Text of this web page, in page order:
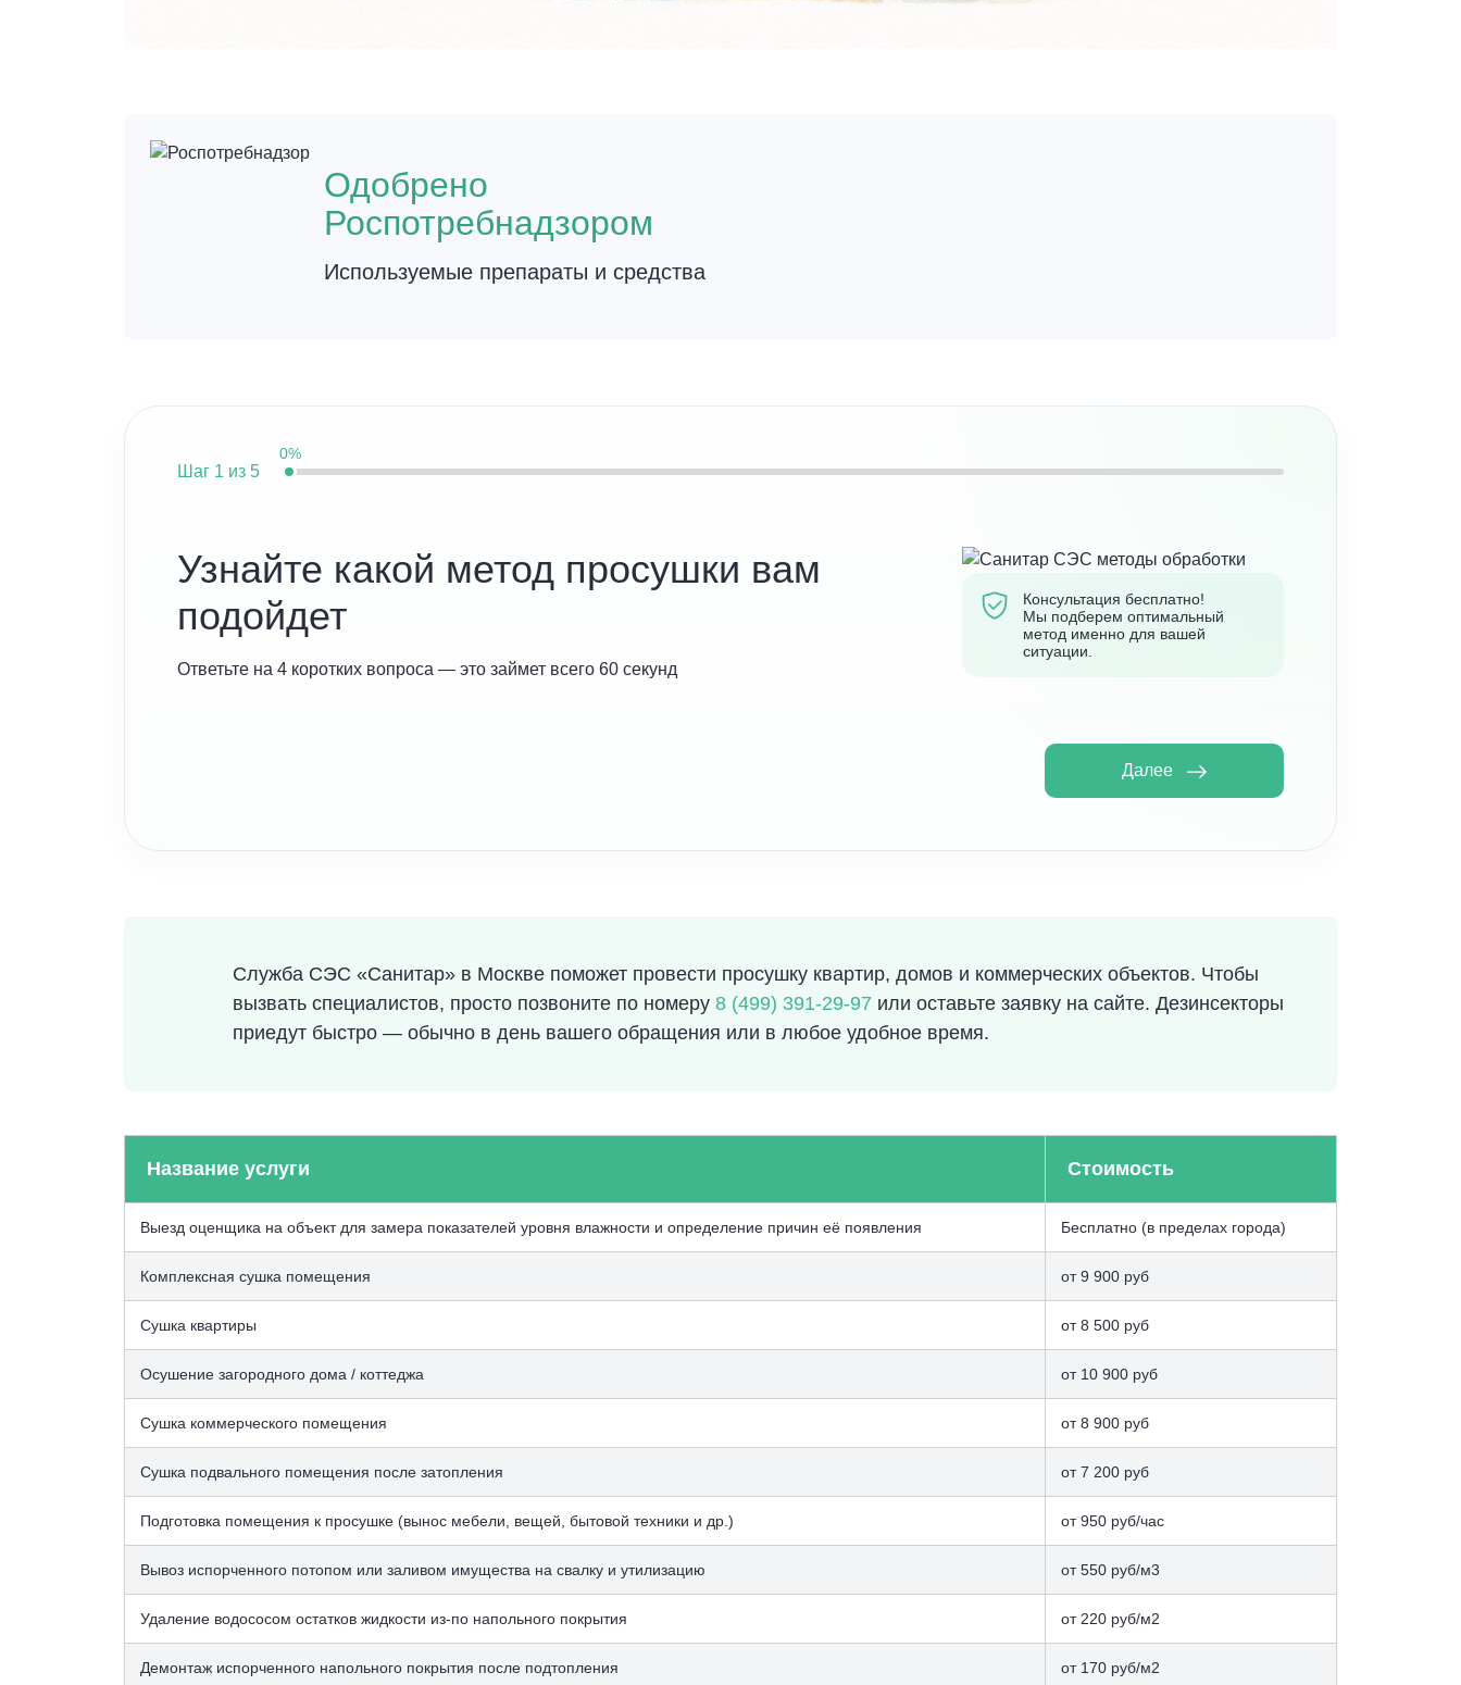
Одобрено
Роспотребнадзором
Используемые препараты и средства
Шаг 1 из 5
0%
Узнайте какой метод просушки вам
подойдет
Ответьте на 4 коротких вопроса — это займет всего 60 секунд
Консультация бесплатно!
Мы подберем оптимальный
метод именно для вашей
ситуации.
Далее
Служба СЭС «Санитар» в Москве поможет провести просушку квартир, домов и коммерческих объектов. Чтобы
вызвать специалистов, просто позвоните по номеру 8 (499) 391-29-97 или оставьте заявку на сайте. Дезинсекторы
приедут быстро — обычно в день вашего обращения или в любое удобное время.
Название услуги Стоимость
Выезд оценщика на объект для замера показателей уровня влажности и определение причин её появления Бесплатно (в пределах города)
Комплексная сушка помещения от 9 900 руб
Сушка квартиры от 8 500 руб
Осушение загородного дома / коттеджа от 10 900 руб
Сушка коммерческого помещения от 8 900 руб
Сушка подвального помещения после затопления от 7 200 руб
Подготовка помещения к просушке (вынос мебели, вещей, бытовой техники и др.) от 950 руб/час
Вывоз испорченного потопом или заливом имущества на свалку и утилизацию от 550 руб/м3
Удаление водососом остатков жидкости из-по напольного покрытия от 220 руб/м2
Демонтаж испорченного напольного покрытия после подтопления от 170 руб/м2